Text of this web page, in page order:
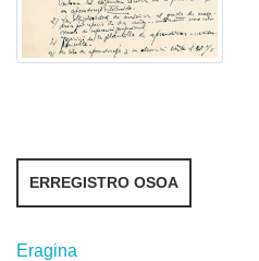
ERREGISTRO OSOA
Eragina